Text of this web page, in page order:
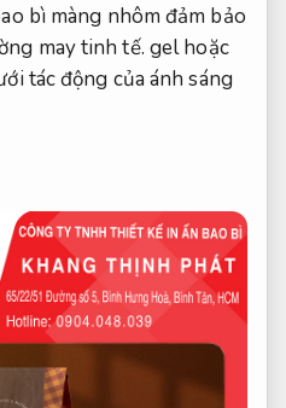
bì màng nhôm đảm bảo
may tinh tế. gel hoặc
tác động của ánh sáng